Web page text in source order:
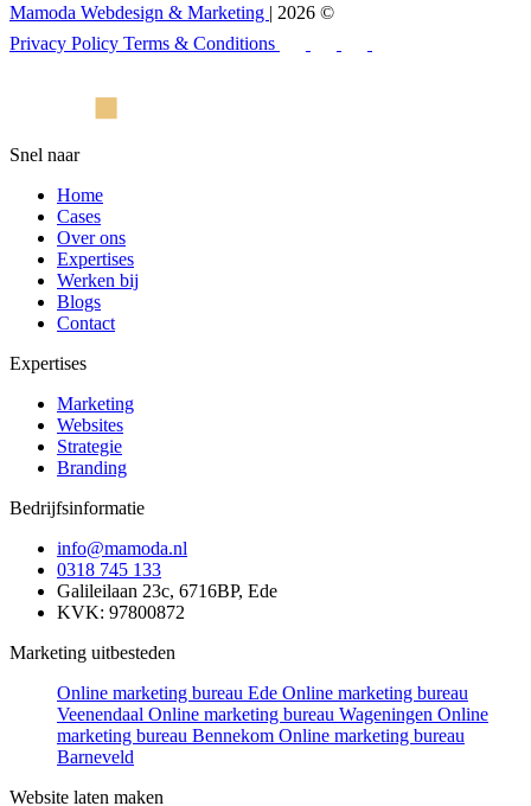
Mamoda Webdesign & Marketing | 2026 ©
Privacy Policy Terms & Conditions
Snel naar
Home
Cases
Over ons
Expertises
Werken bij
Blogs
Contact
Expertises
Marketing
Websites
Strategie
Branding
Bedrijfsinformatie
info@mamoda.nl
0318 745 133
Galileilaan 23c, 6716BP, Ede
KVK: 97800872
Marketing uitbesteden
Online marketing bureau Ede Online marketing bureau
Veenendaal Online marketing bureau Wageningen Online
marketing bureau Bennekom Online marketing bureau
Barneveld
Website laten maken